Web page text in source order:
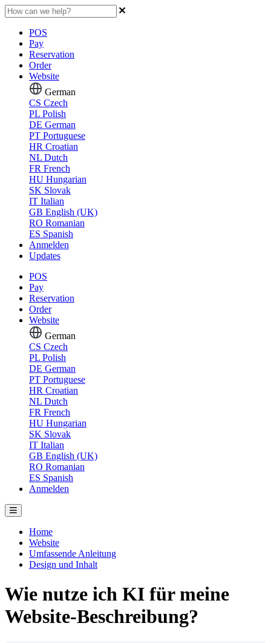
POS
Pay
Reservation
Order
Website
German
CS Czech
PL Polish
DE German
PT Portuguese
HR Croatian
NL Dutch
FR French
HU Hungarian
SK Slovak
IT Italian
GB English (UK)
RO Romanian
ES Spanish
Anmelden
Updates
POS
Pay
Reservation
Order
Website
German
CS Czech
PL Polish
DE German
PT Portuguese
HR Croatian
NL Dutch
FR French
HU Hungarian
SK Slovak
IT Italian
GB English (UK)
RO Romanian
ES Spanish
Anmelden
Home
Website
Umfassende Anleitung
Design und Inhalt
Wie nutze ich KI für meine
Website-Beschreibung?